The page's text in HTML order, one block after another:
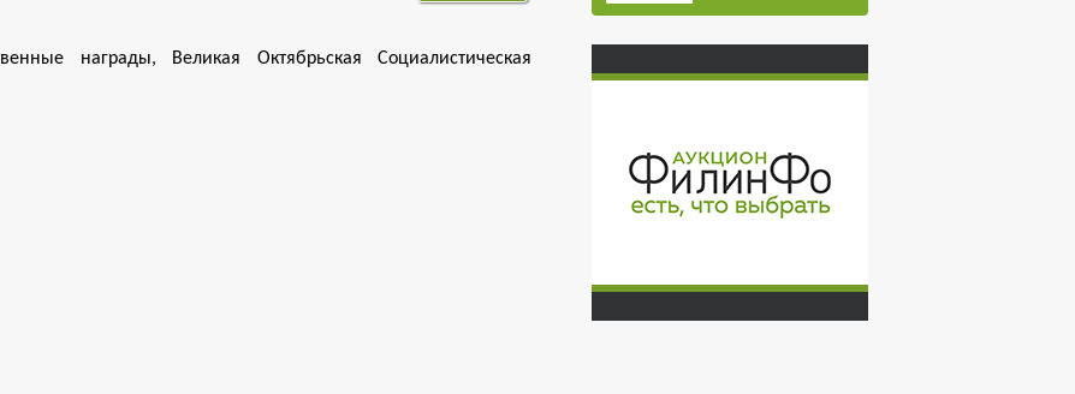
награды, Великая Октябрьская Социалистическая